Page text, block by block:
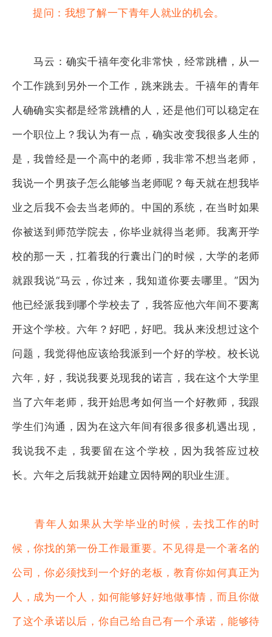
提问：我想了解一下青年人就业的机会。
马云：确实千禧年变化非常快，经常跳槽，从一
个工作跳到另外一个工作，跳来跳去。千禧年的青年
人确确实实都是经常跳槽的人，还是他们可以稳定在
一个职位上？我认为有一点，确实改变我很多人生的
是，我曾经是一个高中的老师，我非常不想当老师，
我说一个男孩子怎么能够当老师呢？每天就在想我毕
业之后我不会去当老师的。中国的系统，在当时如果
你被送到师范学院去，你毕业就得当老师。我离开学
校的那一天，扛着我的行囊出门的时候，大学的老师
就跟我说“马云，你过来，我知道你要去哪里。”因为
他已经派我到哪个学校去了，我答应他六年间不要离
开这个学校。六年？好吧，好吧。我从来没想过这个
问题，我觉得他应该给我派到一个好的学校。校长说
六年，好，我说我要兑现我的诺言，我在这个大学里
当了六年老师，我开始思考如何当一个好教师，我跟
学生们沟通，因为在这六年间有很多很多机遇出现，
我说我不走，我要留在这个学校，因为我答应过校
长。六年之后我就开始建立因特网的职业生涯。
青年人如果从大学毕业的时候，去找工作的时
候，你找的第一份工作最重要。不见得是一个著名的
公司，你必须找到一个好的老板，教育你如何真正为
人，成为一个人，如何能够好好地做事情，而且你做
了这个承诺以后，你自己给自己有一个承诺，能够待